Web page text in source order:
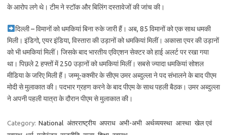
के आरोप लगे थे। टीम ने स्टॉक और बिलिंग दस्तावेजों की जांच की।
दिल्ली – विमानों को धमकियां बिना रुके जारी हैं। अब, 85 विमानों को एक साथ धमकी
मिली। इंडिगो, एयर इंडिया, विस्तारा की उड़ानों को धमकियां मिलीं। अकासा एयर की उड़ानों
को भी धमकियां मिलीं। जिसके बाद भारतीय एविएशन सेक्टर को हाई अलर्ट पर रखा गया
था। पिछले 2 हफ्तों में 250 उड़ानों को धमकियां मिलीं। सबसे ज्यादा धमकियां सोशल
मीडिया के जरिए मिली हैं। जम्मू-कश्मीर के सीएम उमर अब्दुल्ला ने पद संभालने के बाद पीएम
मोदी से मुलाकात की। पदभार ग्रहण करने के बाद पीएम के साथ पहली बैठक। उमर अब्दुल्ला
ने अपनी पहली यात्रा के दौरान पीएम से मुलाकात की।
Category: National अंतरराष्ट्रीय अपराध अभी-अभी अर्थव्ययस्था आस्था खेल एवं